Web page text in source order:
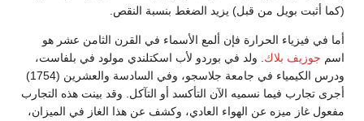
(كما أثبت بويل من قبل) يزيد الضغط بنسبة النقص.
أما في فيزياء الحرارة فإن ألمع الأسماء في القرن الثامن عشر هو
اسم جوزيف بلاك . ولد في بوردو لأب اسكتلندي مولود في بلفاست،
ودرس الكيمياء في جامعة جلاسجو، وفي السادسة والعشرين (1754)
أجرى تجارب فيما نسميه الآن التأكسد أو التآكل. وقد بينت هذه التجارب
مفعول غاز ميزه عن الهواء العادي، وكشف عن هذا الغاز في الميزان،